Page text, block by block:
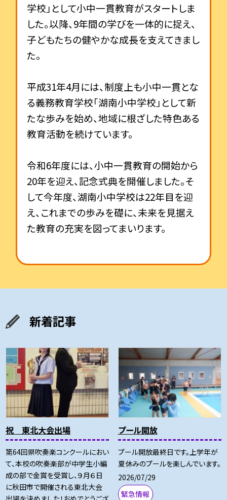
学校」として小中一貫教育がスタートしま
した。以降、9年間の学びを一体的に捉え、
子どもたちの健やかな成長を支えてきまし
た。
平成31年4月には、制度上も小中一貫とな
る義務教育学校「湖南小中学校」として新
たな歩みを始め、地域に根ざした特色ある
教育活動を続けています。
令和6年度には、小中一貫教育の開始から
20年を迎え、記念式典を開催しました。そ
して今年度、湖南小中学校は22年目を迎
え、これまでの歩みを礎に、未来を見据え
た教育の充実を図ってまいります。
新着記事
祝 東北大会出場
第64回県吹奏楽コンクールにおい
て、本校の吹奏楽部が中学生小編
成の部で金賞を受賞し、９月６日
に秋田市で開催される東北大会
プール開放
プール開放最終日です。上学年が
夏休みのプールを楽しんでいます。
2026/07/29
緊急情報